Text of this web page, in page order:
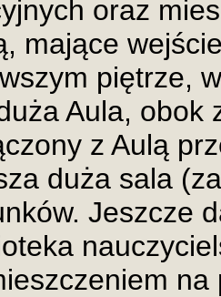
oraz
mające
piętrze,
Aula, obok
z Aulą
duża sala
Jeszcze